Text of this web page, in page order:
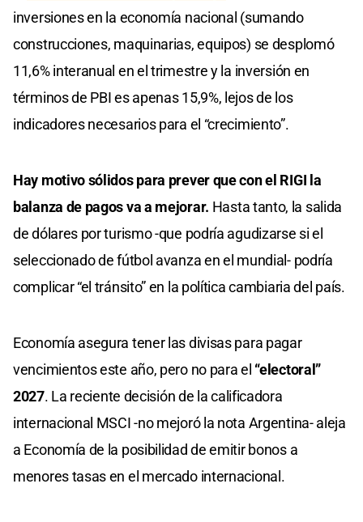
inversiones en la economía nacional (sumando
construcciones, maquinarias, equipos) se desplomó
11,6% interanual en el trimestre y la inversión en
términos de PBI es apenas 15,9%, lejos de los
indicadores necesarios para el “crecimiento”.
Hay motivo sólidos para prever que con el RIGI la
balanza de pagos va a mejorar. Hasta tanto, la salida
de dólares por turismo -que podría agudizarse si el
seleccionado de fútbol avanza en el mundial- podría
complicar “el tránsito” en la política cambiaria del país.
Economía asegura tener las divisas para pagar
vencimientos este año, pero no para el “electoral”
2027. La reciente decisión de la calificadora
internacional MSCI -no mejoró la nota Argentina- aleja
a Economía de la posibilidad de emitir bonos a
menores tasas en el mercado internacional.